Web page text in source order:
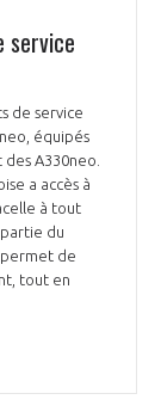
service
de service
équipés
A330neo.
a accès à
à tout
du
de
tout en